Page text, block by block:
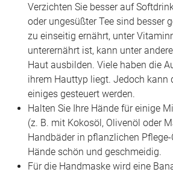
Verzichten Sie besser auf
oder ungesüßter Tee sind besser
zu einseitig ernährt, unter
unterernährt ist, kann unter
Haut ausbilden. Viele haben die
ihrem Hauttyp liegt. Jedoch kann
einiges gesteuert werden.
Halten Sie Ihre Hände für einige
(z. B. mit Kokosöl, Olivenöl oder
Handbäder in pflanzlichen
Hände schön und geschmeidig.
Für die Handmaske wird eine